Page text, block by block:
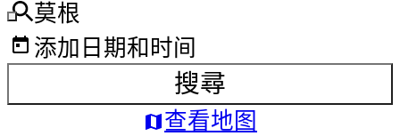
莫根
添加日期和时间
搜尋
查看地图